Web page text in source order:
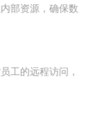
部资源，确保数
工的远程访问，